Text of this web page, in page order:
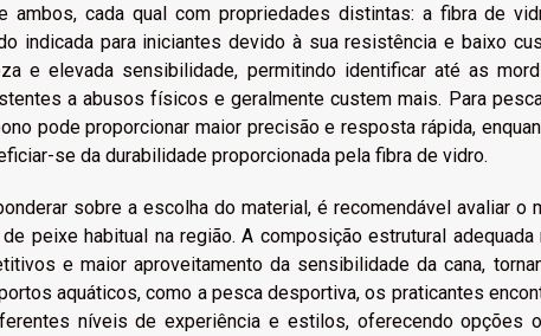
ambos, cada qual com propriedades distintas: a fibra de
indicada para iniciantes devido à sua resistência e baixo
e elevada sensibilidade, permitindo identificar até as
a abusos físicos e geralmente custem mais. Para
pode proporcionar maior precisão e resposta rápida,
se da durabilidade proporcionada pela fibra de vidro.
sobre a escolha do material, é recomendável avaliar
peixe habitual na região. A composição estrutural
e maior aproveitamento da sensibilidade da cana,
aquáticos, como a pesca desportiva, os praticantes
níveis de experiência e estilos, oferecendo opções